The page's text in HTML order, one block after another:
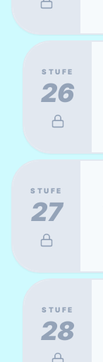
STUFE
26
STUFE
27
STUFE
28